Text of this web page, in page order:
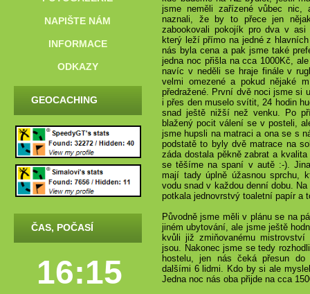
NAPIŠTE NÁM
INFORMACE
ODKAZY
GEOCACHING
ČAS, POČASÍ
16:15
jsme neměli zařízené vůbec nic,
naznali, že by to přece jen
zabookovali pokojík pro dva v asi
který leží přímo na jedné z
nás byla cena a pak jsme také
jedna noc přišla na cca 1000Kč,
navíc v neděli se hraje finále v
velmi omezené a pokud nějaké
předražené. První dvě noci jsme si
i přes den muselo svítit, 24 hodin
snad ještě nižší než venku. Po
blažený pocit válení se v posteli,
jsme hupsli na matraci a ona se s
podstatě to byly dvě matrace na
záda dostala pěkně zabrat a
se těšíme na spaní v autě :-).
mají tady úplně úžasnou sprchu,
vodu snad v každou denní dobu.
potkala jednovrstvý toaletní papír a
Původně jsme měli v plánu se na
jiném ubytování, ale jsme ještě
kvůli již zmiňovanému
jsou. Nakonec jsme se tedy
hostelu, jen nás čeká přesun
dalšími 6 lidmi. Kdo by si ale
Jedna noc nás oba přijde na cca